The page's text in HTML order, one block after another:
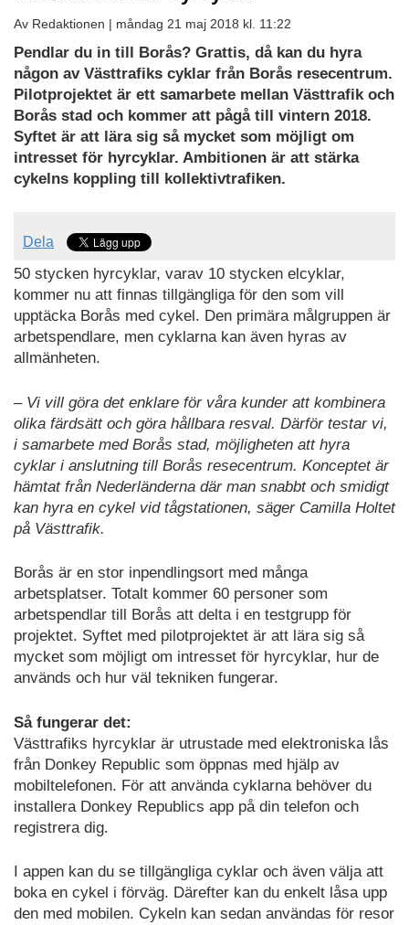
Av Redaktionen | måndag 21 maj 2018 kl. 11:22
Pendlar du in till Borås? Grattis, då kan du hyra
någon av Västtrafiks cyklar från Borås resecentrum.
Pilotprojektet är ett samarbete mellan Västtrafik och
Borås stad och kommer att pågå till vintern 2018.
Syftet är att lära sig så mycket som möjligt om
intresset för hyrcyklar. Ambitionen är att stärka
cykelns koppling till kollektivtrafiken.
Dela
50 stycken hyrcyklar, varav 10 stycken elcyklar,
kommer nu att finnas tillgängliga för den som vill
upptäcka Borås med cykel. Den primära målgruppen är
arbetspendlare, men cyklarna kan även hyras av
allmänheten.
– Vi vill göra det enklare för våra kunder att kombinera
olika färdsätt och göra hållbara resval. Därför testar vi,
i samarbete med Borås stad, möjligheten att hyra
cyklar i anslutning till Borås resecentrum. Konceptet är
hämtat från Nederländerna där man snabbt och smidigt
kan hyra en cykel vid tågstationen, säger Camilla Holtet
på Västtrafik.
Borås är en stor inpendlingsort med många
arbetsplatser. Totalt kommer 60 personer som
arbetspendlar till Borås att delta i en testgrupp för
projektet. Syftet med pilotprojektet är att lära sig så
mycket som möjligt om intresset för hyrcyklar, hur de
används och hur väl tekniken fungerar.
Så fungerar det:
Västtrafiks hyrcyklar är utrustade med elektroniska lås
från Donkey Republic som öppnas med hjälp av
mobiltelefonen. För att använda cyklarna behöver du
installera Donkey Republics app på din telefon och
registrera dig.
I appen kan du se tillgängliga cyklar och även välja att
boka en cykel i förväg. Därefter kan du enkelt låsa upp
den med mobilen. Cykeln kan sedan användas för resor